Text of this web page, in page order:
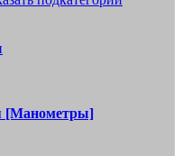
[Манометры]